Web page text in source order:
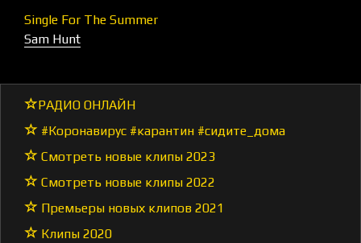
Single For The Summer
Sam Hunt
РАДИО ОНЛАЙН
#Коронавирус #карантин #сидите_дома
Смотреть новые клипы 2023
Смотреть новые клипы 2022
Премьеры новых клипов 2021
Клипы 2020